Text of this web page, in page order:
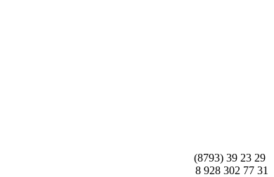
(8793) 39 23 29
8 928 302 77 31